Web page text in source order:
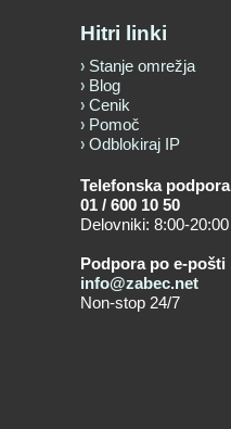
Hitri linki
Stanje omrežja
Blog
Cenik
Pomoč
Odblokiraj IP
Telefonska podpora
01 / 600 10 50
Delovniki: 8:00-20:00
Podpora po e-pošti
info@zabec.net
Non-stop 24/7